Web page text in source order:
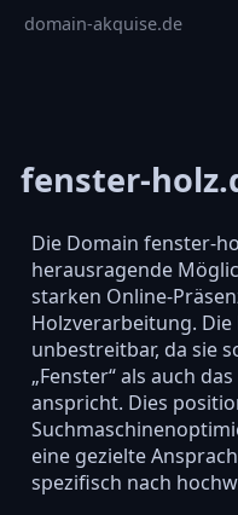
domain-akquise.de
fenster-
Die Domain fenster-
herausragende
starken Online-
Holzverarbeitung. Die
unbestreitbar, da sie
„Fenster“ als auch
anspricht. Dies
eine gezielte
spezifisch nach